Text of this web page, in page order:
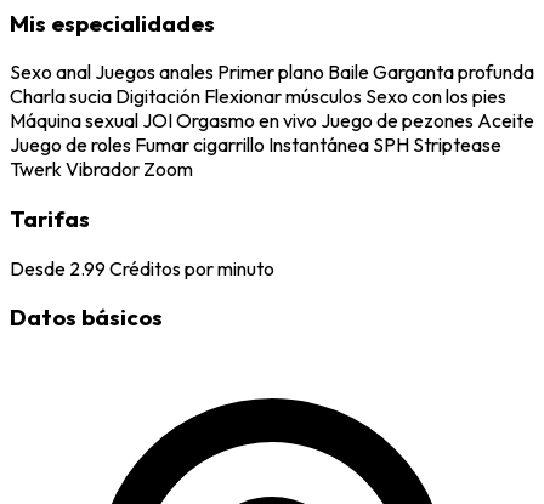
Mis especialidades
Sexo anal Juegos anales Primer plano BaileGarganta profunda
Charla sucia Digitación Flexionar músculos Sexo con los pies
Máquina sexual JOIOrgasmo en vivo Juego de pezones Aceite
Juego de roles Fumar cigarrillo Instantánea SPH Striptease
TwerkVibrador Zoom
Tarifas
Desde 2.99Créditos por minuto
Datos básicos